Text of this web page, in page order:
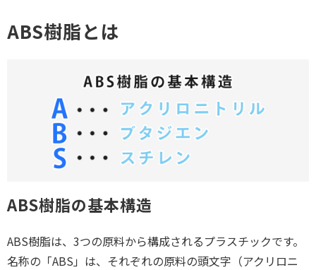
ABS樹脂とは
ABS樹脂の基本構造
ABS樹脂は、3つの原料から構成されるプラスチックです。
名称の「ABS」は、それぞれの原料の頭文字（アクリロニ